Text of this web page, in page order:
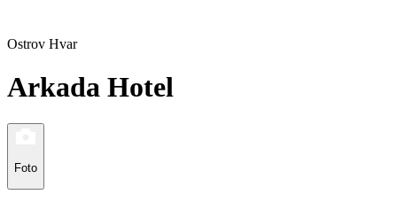
Ostrov Hvar
Arkada Hotel
Foto